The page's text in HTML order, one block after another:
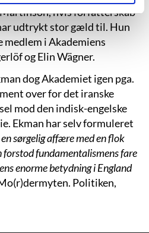
hvis forfatterskab
udtrykt stor gæld til. Hun
i Akademiens
og Elin Wägner.
dog Akademiet igen pga.
over for det iranske
mod den indisk-engelske
Ekman har selv formuleret
sørgelig affære med en flok
fundamentalismens fare
enorme betydning i England
Politiken,